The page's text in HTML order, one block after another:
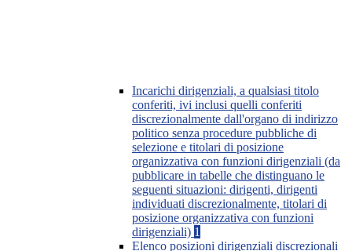
Incarichi dirigenziali, a qualsiasi titolo
conferiti, ivi inclusi quelli conferiti
discrezionalmente dall'organo di indirizzo
politico senza procedure pubbliche di
selezione e titolari di posizione
organizzativa con funzioni dirigenziali (da
pubblicare in tabelle che distinguano le
seguenti situazioni: dirigenti, dirigenti
individuati discrezionalmente, titolari di
posizione organizzativa con funzioni
dirigenziali) 1
Elenco posizioni dirigenziali discrezionali